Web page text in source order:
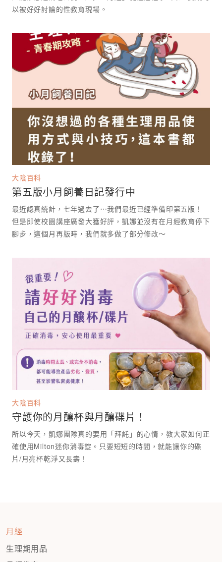
大陰百科
第五版小月飼養日記發行中
最近認真統計，七年過去了⋯我們最近已經準備印第五版！
但是即使校園講座廣發大獲好評，凱娜並沒有在月經教育停下
腳步，這個月再版時，我們就多做了部分修改～
大陰百科
守護你的月釀杯與月釀碟片！
所以今天，凱娜團隊真的要用「拜託」的心情，教大家如何正
確使用Milton迷你消毒錠。只要短短的時間，就能讓你的碟
月經
生理期用品